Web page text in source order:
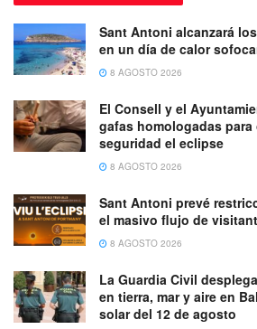
Sant Antoni alcanzará
en un día de calor
8 AGOSTO 2026
El Consell y el
gafas homologadas para
seguridad el eclipse
8 AGOSTO 2026
Sant Antoni prevé
el masivo flujo de
8 AGOSTO 2026
La Guardia Civil
en tierra, mar y aire en
solar del 12 de agosto